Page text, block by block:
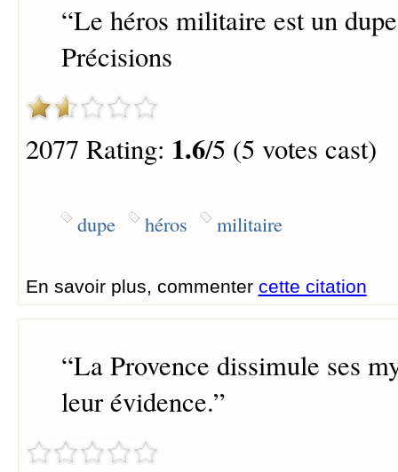
“Le héros militaire est un
Précisions
2077 Rating: 1.6/5 (5 votes cast)
dupe héros militaire
En savoir plus, commenter cette citation
“La Provence dissimule ses
leur évidence.”